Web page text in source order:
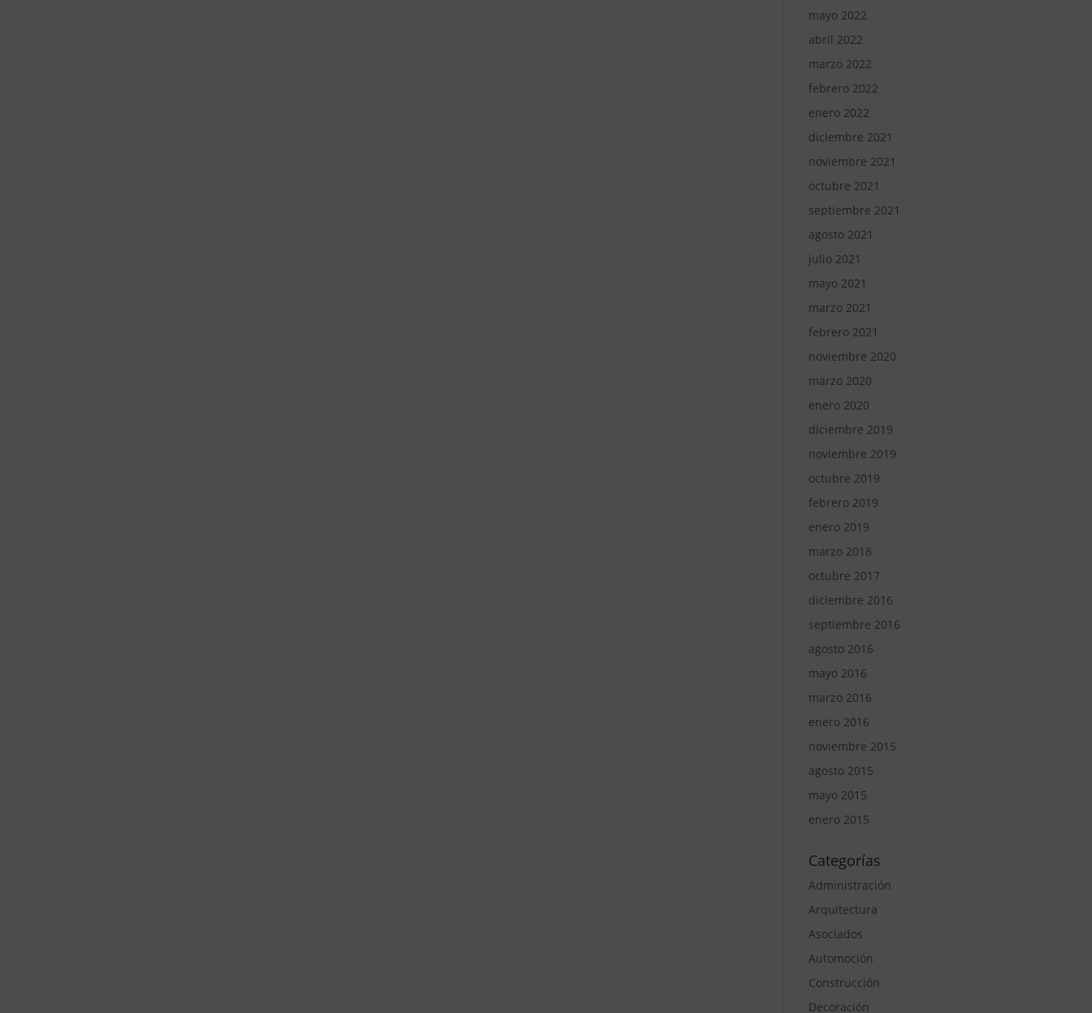
mayo 2022
abril 2022
marzo 2022
febrero 2022
enero 2022
diciembre 2021
noviembre 2021
octubre 2021
septiembre 2021
agosto 2021
julio 2021
mayo 2021
marzo 2021
febrero 2021
noviembre 2020
marzo 2020
enero 2020
diciembre 2019
noviembre 2019
octubre 2019
febrero 2019
enero 2019
marzo 2018
octubre 2017
diciembre 2016
septiembre 2016
agosto 2016
mayo 2016
marzo 2016
enero 2016
noviembre 2015
agosto 2015
mayo 2015
enero 2015
Categorías
Administración
Arquitectura
Asociados
Automoción
Construcción
Decoración